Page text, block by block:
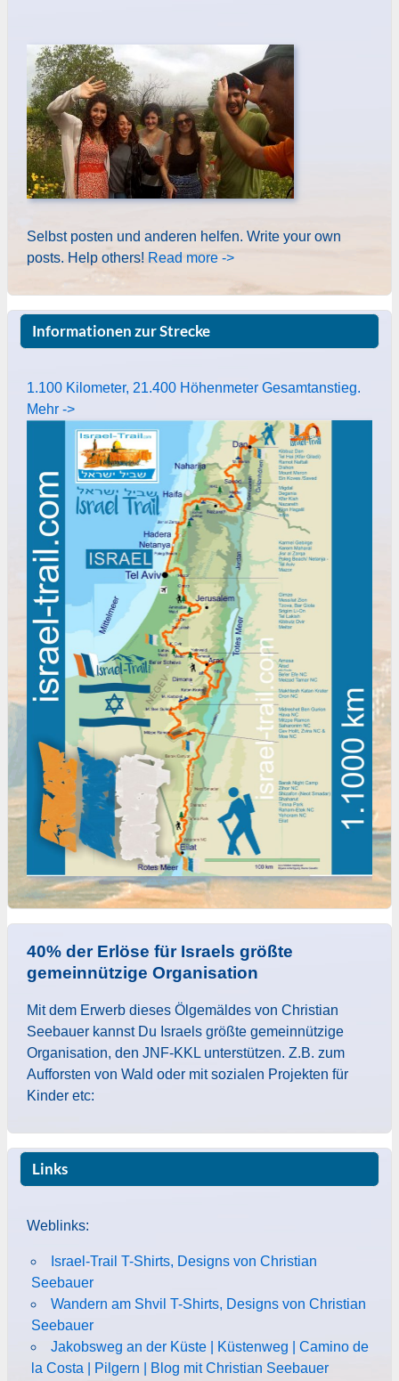
Selbst posten und anderen helfen. Write your own
posts. Help others! Read more ->
Informationen zur Strecke
1.100 Kilometer, 21.400 Höhenmeter Gesamtanstieg.
Mehr ->
40% der Erlöse für Israels größte
gemeinnützige Organisation
Mit dem Erwerb dieses Ölgemäldes von Christian
Seebauer kannst Du Israels größte gemeinnützige
Organisation, den JNF-KKL unterstützen. Z.B. zum
Aufforsten von Wald oder mit sozialen Projekten für
Kinder etc:
Links
Weblinks:
Israel-Trail T-Shirts, Designs von Christian
Seebauer
Wandern am Shvil T-Shirts, Designs von Christian
Seebauer
Jakobsweg an der Küste | Küstenweg | Camino de
la Costa | Pilgern | Blog mit Christian Seebauer